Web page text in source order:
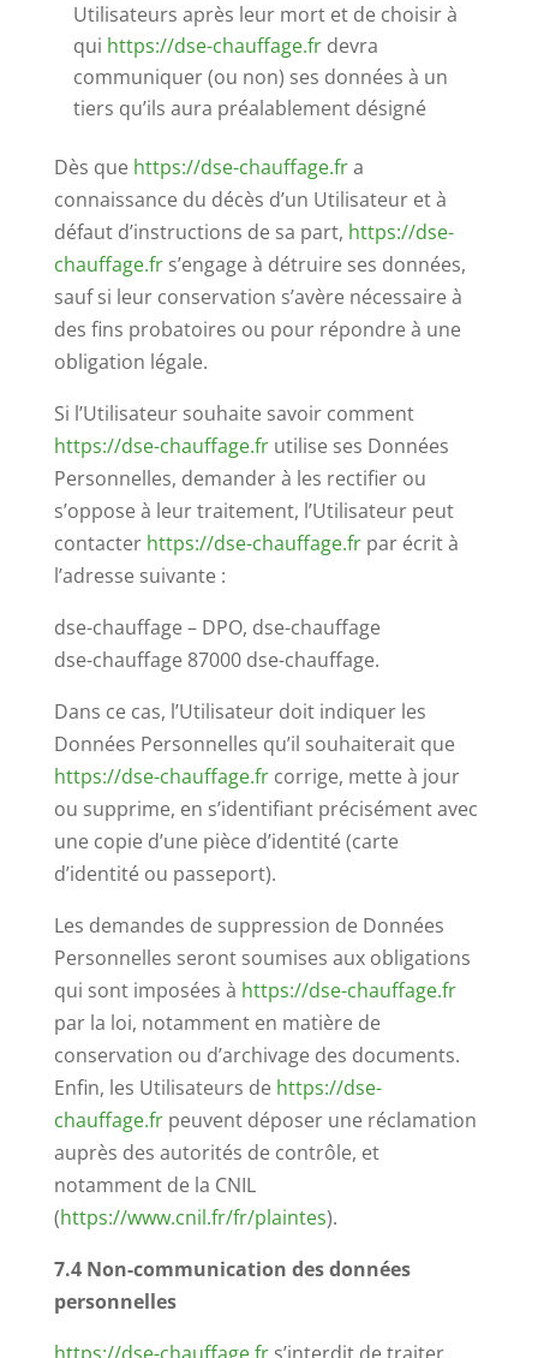
Utilisateurs après leur mort et de choisir à
qui https://dse-chauffage.frdevra
communiquer (ou non) ses données à un
tiers qu’ils aura préalablement désigné
Dès que https://dse-chauffage.fra
connaissance du décès d’un Utilisateur et à
défaut d’instructions de sa part, https://dse-
chauffage.frs’engage à détruire ses données,
sauf si leur conservation s’avère nécessaire à
des fins probatoires ou pour répondre à une
obligation légale.
Si l’Utilisateur souhaite savoir comment
https://dse-chauffage.frutilise ses Données
Personnelles, demander à les rectifier ou
s’oppose à leur traitement, l’Utilisateur peut
contacter https://dse-chauffage.frpar écrit à
l’adresse suivante :
dse-chauffage – DPO, dse-chauffage
dse-chauffage 87000 dse-chauffage.
Dans ce cas, l’Utilisateur doit indiquer les
Données Personnelles qu’il souhaiterait que
https://dse-chauffage.frcorrige, mette à jour
ou supprime, en s’identifiant précisément avec
une copie d’une pièce d’identité (carte
d’identité ou passeport).
Les demandes de suppression de Données
Personnelles seront soumises aux obligations
qui sont imposées à https://dse-chauffage.fr
par la loi, notamment en matière de
conservation ou d’archivage des documents.
Enfin, les Utilisateurs de https://dse-
chauffage.frpeuvent déposer une réclamation
auprès des autorités de contrôle, et
notamment de la CNIL
(https://www.cnil.fr/fr/plaintes).
7.4 Non-communication des données
personnelles